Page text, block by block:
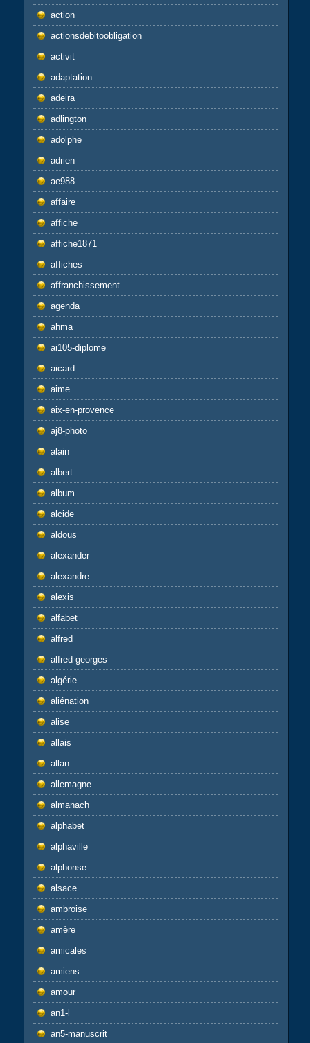
action
actionsdebitoobligation
activit
adaptation
adeira
adlington
adolphe
adrien
ae988
affaire
affiche
affiche1871
affiches
affranchissement
agenda
ahma
ai105-diplome
aicard
aime
aix-en-provence
aj8-photo
alain
albert
album
alcide
aldous
alexander
alexandre
alexis
alfabet
alfred
alfred-georges
algérie
aliénation
alise
allais
allan
allemagne
almanach
alphabet
alphaville
alphonse
alsace
ambroise
amère
amicales
amiens
amour
an1-l
an5-manuscrit